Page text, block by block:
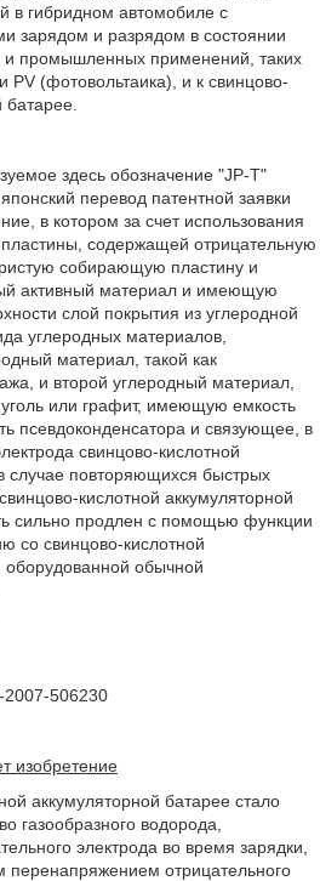
в гибридном автомобиле с
зарядом и разрядом в состоянии
и промышленных применений, таких
PV (фотовольтаика), и к свинцово-
батарее.
здесь обозначение "JP-Т"
перевод патентной заявки
в котором за счет использования
содержащей отрицательную
собирающую пластину и
активный материал и имеющую
слой покрытия из углеродной
углеродных материалов,
материал, такой как
и второй углеродный материал,
уголь или графит, имеющую емкость
псевдоконденсатора и связующее, в
свинцово-кислотной
случае повторяющихся быстрых
кислотной аккумуляторной
сильно продлен с помощью функции
со свинцово-кислотной
оборудованной обычной
2007-506230
изобретение
аккумуляторной батарее стало
газообразного водорода,
электрода во время зарядки,
перенапряжением отрицательного